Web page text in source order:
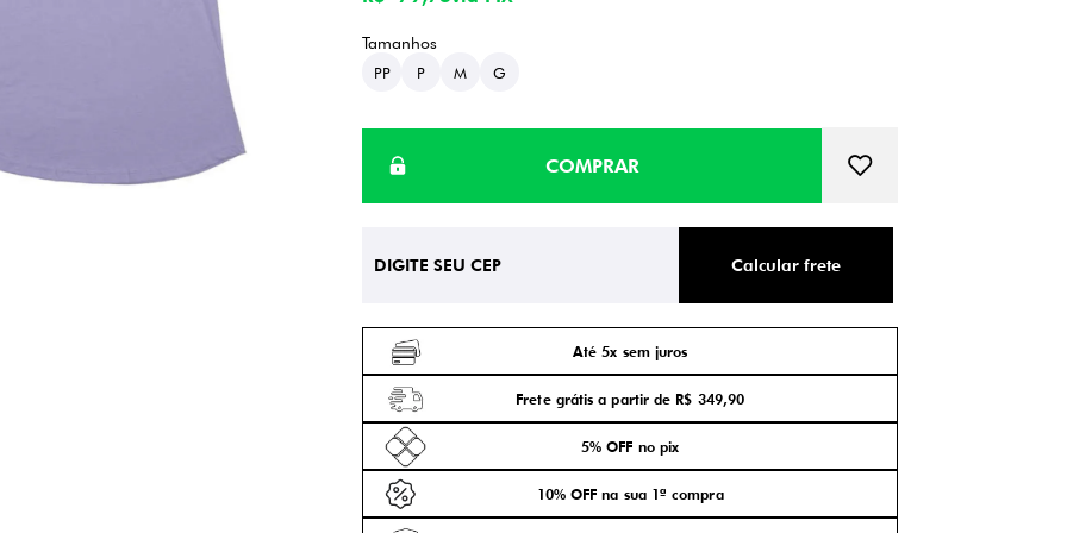
PP P M G
Calcular frete
Até 5x sem juros
Frete grátis a partir de R$ 349,90
5% OFF no pix
10% OFF na sua 1ª compra